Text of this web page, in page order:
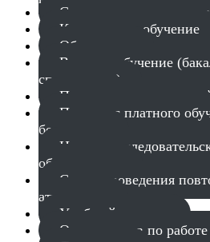
Социальное управление
Контрактное обучение
Общежития
Военное обучение
специалитет)
Постановка на воинский
Переход с платного
бесплатное
Научно-
обучающихся
Сроки проведения
аттестации
Учебный процесс
Отдел кадров по